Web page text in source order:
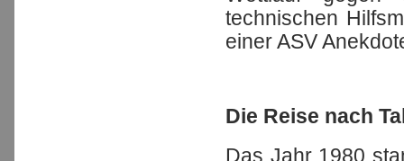
technischen
einer ASV
Die Reise nach
Das Jahr 1980